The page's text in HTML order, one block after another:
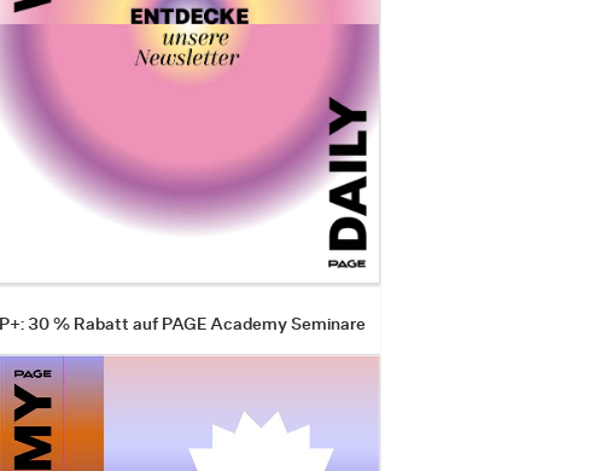
P+: 30 % Rabatt auf PAGE Academy Seminare